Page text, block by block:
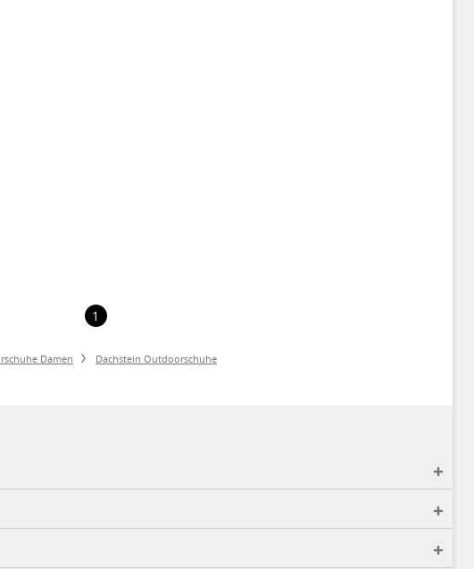
1
Damen Dachstein Outdoorschuhe